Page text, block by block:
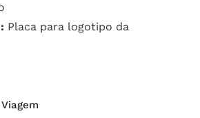
Placa para logotipo da